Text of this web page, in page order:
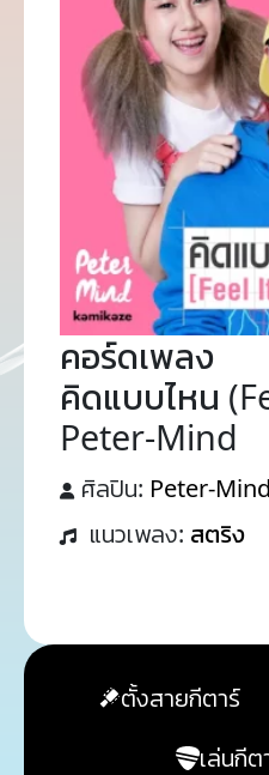
คอร์ดเพลง
คิดแบบไหน
Peter-Mind
ศิลปิน: Peter-Mind
แนวเพลง: สตริง
ตั้งสายกีตาร์
เล่นกีต